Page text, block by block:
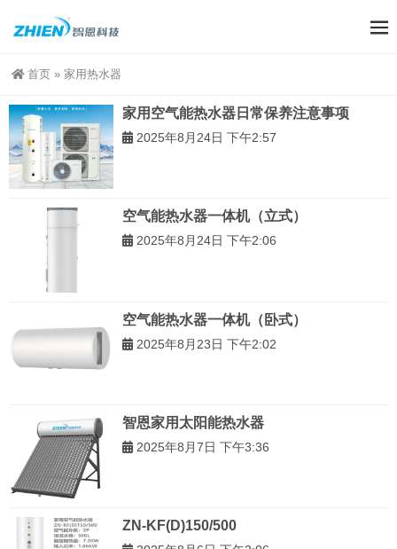
首页 » 家用热水器
家用空气能热水器日常保养注意事项
2025年8月24日 下午2:57
空气能热水器一体机（立式）
2025年8月24日 下午2:06
空气能热水器一体机（卧式）
2025年8月23日 下午2:02
智恩家用太阳能热水器
2025年8月7日 下午3:36
ZN-KF(D)150/500